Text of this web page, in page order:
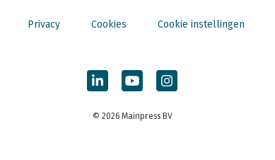
Privacy Cookies Cookie instellingen
© 2026 Mainpress BV